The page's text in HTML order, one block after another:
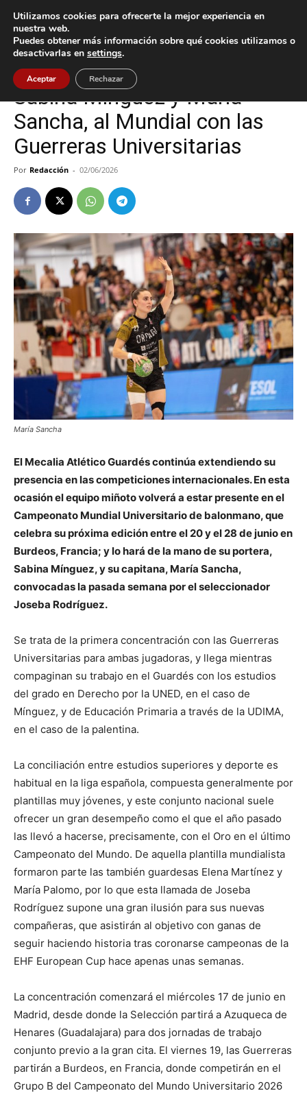
Inicio A Guarda
A Guarda Deportes
Sabina Mínguez y María
Sancha, al Mundial con las
Guerreras Universitarias
Por Redacción - 02/06/2026
María Sancha
El Mecalia Atlético Guardés continúa extendiendo su
presencia en las competiciones internacionales. En esta
ocasión el equipo miñoto volverá a estar presente en el
Campeonato Mundial Universitario de balonmano, que
celebra su próxima edición entre el 20 y el 28 de junio en
Burdeos, Francia; y lo hará de la mano de su portera,
Sabina Mínguez, y su capitana, María Sancha,
convocadas la pasada semana por el seleccionador
Joseba Rodríguez.
Se trata de la primera concentración con las Guerreras
Universitarias para ambas jugadoras, y llega mientras
compaginan su trabajo en el Guardés con los estudios
del grado en Derecho por la UNED, en el caso de
Mínguez, y de Educación Primaria a través de la UDIMA,
en el caso de la palentina.
La conciliación entre estudios superiores y deporte es
habitual en la liga española, compuesta generalmente por
plantillas muy jóvenes, y este conjunto nacional suele
ofrecer un gran desempeño como el que el año pasado
las llevó a hacerse, precisamente, con el Oro en el último
Campeonato del Mundo. De aquella plantilla mundialista
formaron parte las también guardesas Elena Martínez y
María Palomo, por lo que esta llamada de Joseba
Rodríguez supone una gran ilusión para sus nuevas
compañeras, que asistirán al objetivo con ganas de
seguir haciendo historia tras coronarse campeonas de la
EHF European Cup hace apenas unas semanas.
La concentración comenzará el miércoles 17 de junio en
Madrid, desde donde la Selección partirá a Azuqueca de
Henares (Guadalajara) para dos jornadas de trabajo
conjunto previo a la gran cita. El viernes 19, las Guerreras
partirán a Burdeos, en Francia, donde competirán en el
Grupo B del Campeonato del Mundo Universitario 2026
Utilizamos cookies para ofrecerte la mejor experiencia en
nuestra web.
Puedes obtener más información sobre qué cookies utilizamos o
desactivarlas en settings.
Aceptar Rechazar